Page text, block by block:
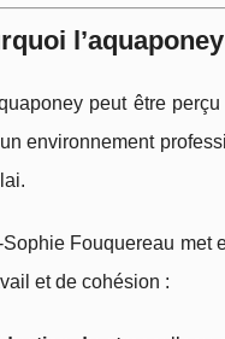
peut être
environnement
Fouquereau met
et de cohésion :